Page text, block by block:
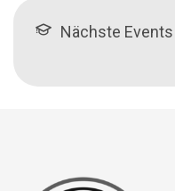
Nächste Events